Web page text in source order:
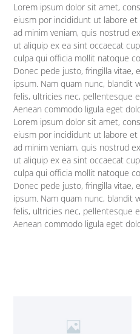
Lorem ipsum dolor sit amet,
eiusm por incididunt ut labore
ad minim veniam, quis nostrud
ut aliquip ex ea sint occaecat
culpa qui officia mollit natoque
Donec pede justo, fringilla vitae,
ipsum. Nam quam nunc, blandit
felis, ultricies nec, pellentesque
Aenean commodo ligula eget
Lorem ipsum dolor sit amet,
eiusm por incididunt ut labore
ad minim veniam, quis nostrud
ut aliquip ex ea sint occaecat
culpa qui officia mollit natoque
Donec pede justo, fringilla vitae,
ipsum. Nam quam nunc, blandit
felis, ultricies nec, pellentesque
Aenean commodo ligula eget